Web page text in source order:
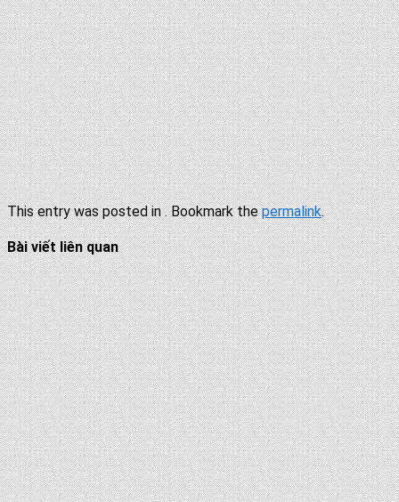
This entry was posted in . Bookmark thepermalink.
Bài viết liên quan